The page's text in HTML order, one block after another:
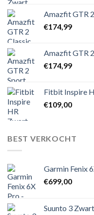
Amazfit GTR
€174,99
Amazfit GTR
€174,99
Fitbit Inspire
€109,00
BEST VERKOCHT
Garmin Fenix
€699,00
Suunto 3